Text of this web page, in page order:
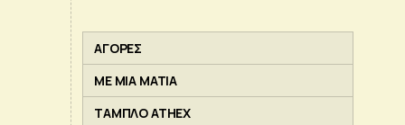
ΑΓΟΡΕΣ
ΜΕ ΜΙΑ ΜΑΤΙΑ
ΤΑΜΠΛΟ ATHEX